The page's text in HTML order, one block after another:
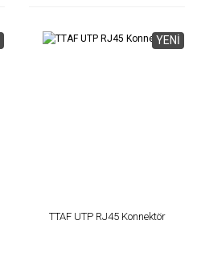
YENİ
TTAF UTP RJ45 Konnektör